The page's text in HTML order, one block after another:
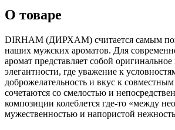
О товаре
DIRHAM (ДИРХАМ) считается самым
наших мужских ароматов. Для
аромат представляет собой
элегантности, где уважение к
доброжелательность и вкус к
сочетаются со смелостью и
композиции колеблется где-то «между
мужественностью и напористой